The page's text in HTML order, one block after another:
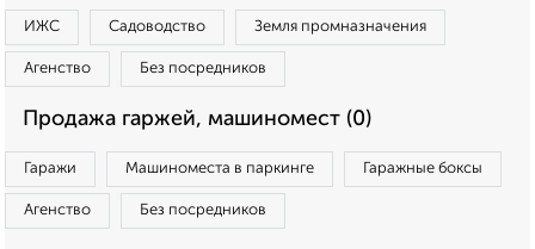
ИЖС Садоводство Земля промназначения
Агенство Без посредников
Продажа гаржей, машиномест (0)
Гаражи Машиноместа в паркинге Гаражные боксы
Агенство Без посредников